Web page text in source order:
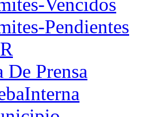
Pendientes
De Prensa